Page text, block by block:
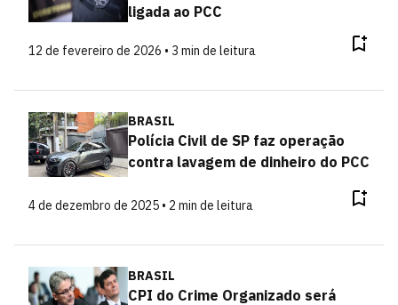
ligada ao PCC
12 de fevereiro de 2026 • 3 min de leitura
BRASIL
Polícia Civil de SP faz operação
contra lavagem de dinheiro do PCC
4 de dezembro de 2025 • 2 min de leitura
BRASIL
CPI do Crime Organizado será